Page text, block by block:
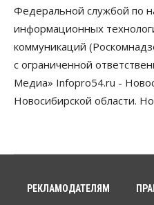
Авто
Продажи подержанных
Новосибирской области
08 Августа 2026, 13:00
Бизнес Общество
Детские
перегибают с
обратился в
08 Августа 2026, 10:00
Федеральной службой по
информационных
коммуникаций
с ограниченной
Медиа» Infopro54.ru -
Новосибирской области.
РЕКЛАМОДАТЕЛЯМ